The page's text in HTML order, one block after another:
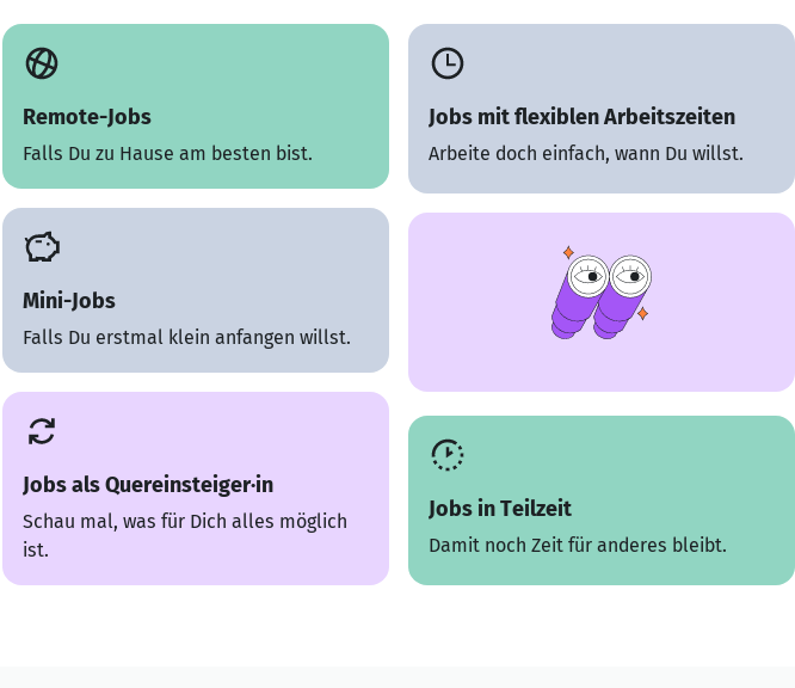
Remote-Jobs
Falls Du zu Hause am besten bist.
Mini-Jobs
Falls Du erstmal klein anfangen willst.
Jobs als Quereinsteiger·in
Schau mal, was für Dich alles möglich
ist.
Jobs mit flexiblen Arbeitszeiten
Arbeite doch einfach, wann Du willst.
Jobs in Teilzeit
Damit noch Zeit für anderes bleibt.